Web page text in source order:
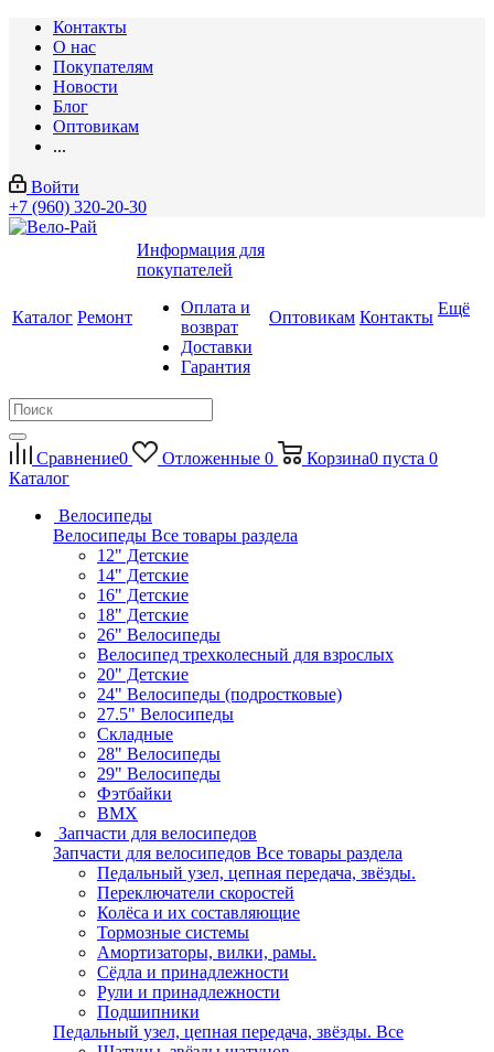
Контакты
О нас
Покупателям
Новости
Блог
Оптовикам
...
Войти
+7 (960) 320-20-30
Каталог Ремонт
Информация для
покупателей
Оплата и
возврат
Доставки
Гарантия
Оптовикам Контакты Ещё
Сравнение0 Отложенные 0 Корзина0 пуста 0
Каталог
Велосипеды
Велосипеды Все товары раздела
12" Детские
14" Детские
16" Детские
18" Детские
26" Велосипеды
Велосипед трехколесный для взрослых
20" Детские
24" Велосипеды (подростковые)
27.5" Велосипеды
Складные
28" Велосипеды
29" Велосипеды
Фэтбайки
BMX
Запчасти для велосипедов
Запчасти для велосипедов Все товары раздела
Педальный узел, цепная передача, звёзды.
Переключатели скоростей
Колёса и их составляющие
Тормозные системы
Амортизаторы, вилки, рамы.
Сёдла и принадлежности
Рули и принадлежности
Подшипники
Педальный узел, цепная передача, звёзды. Все